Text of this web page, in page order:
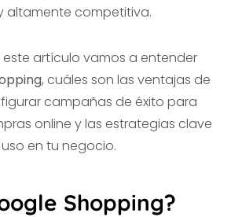
altamente competitiva.
este artículo vamos a entender
, cuáles son las ventajas de
campañas de éxito para
online y las estrategias clave
en tu negocio.
Shopping?